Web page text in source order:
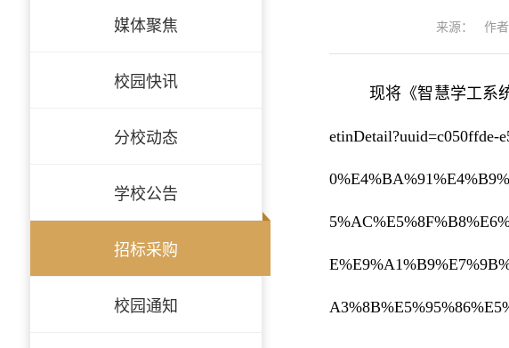
媒体聚焦
校园快讯
分校动态
学校公告
招标采购
校园通知
来源： 作
现将《智慧学工系
etinDetail?uuid=c050ffde-